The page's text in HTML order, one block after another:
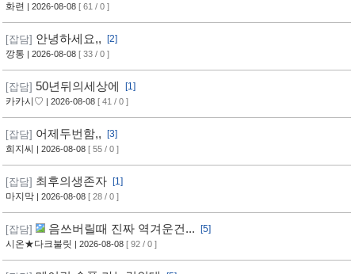
화련 | 2026-08-08 [ 61 / 0 ]
[잡담] 안녕하세요,,
[2]
깡통 | 2026-08-08 [ 33 / 0 ]
[잡담] 50년뒤의세상에
[1]
카카시♡ | 2026-08-08 [ 41 / 0 ]
[잡담] 어제두번함,,
[3]
희지씨
| 2026-08-08 [ 55 / 0 ]
[잡담] 최후의생존자
[1]
마지막 | 2026-08-08 [ 28 / 0 ]
[잡담] 음쓰버릴때 진짜 역겨운건...
[5]
시온★다크불릿 | 2026-08-08 [ 92 / 0 ]